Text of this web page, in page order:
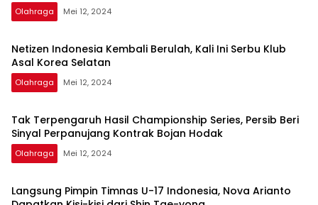
Olahraga Mei 12, 2024
Netizen Indonesia Kembali Berulah, Kali Ini Serbu Klub
Asal Korea Selatan
Olahraga Mei 12, 2024
Tak Terpengaruh Hasil Championship Series, Persib Beri
Sinyal Perpanujang Kontrak Bojan Hodak
Olahraga Mei 12, 2024
Langsung Pimpin Timnas U-17 Indonesia, Nova Arianto